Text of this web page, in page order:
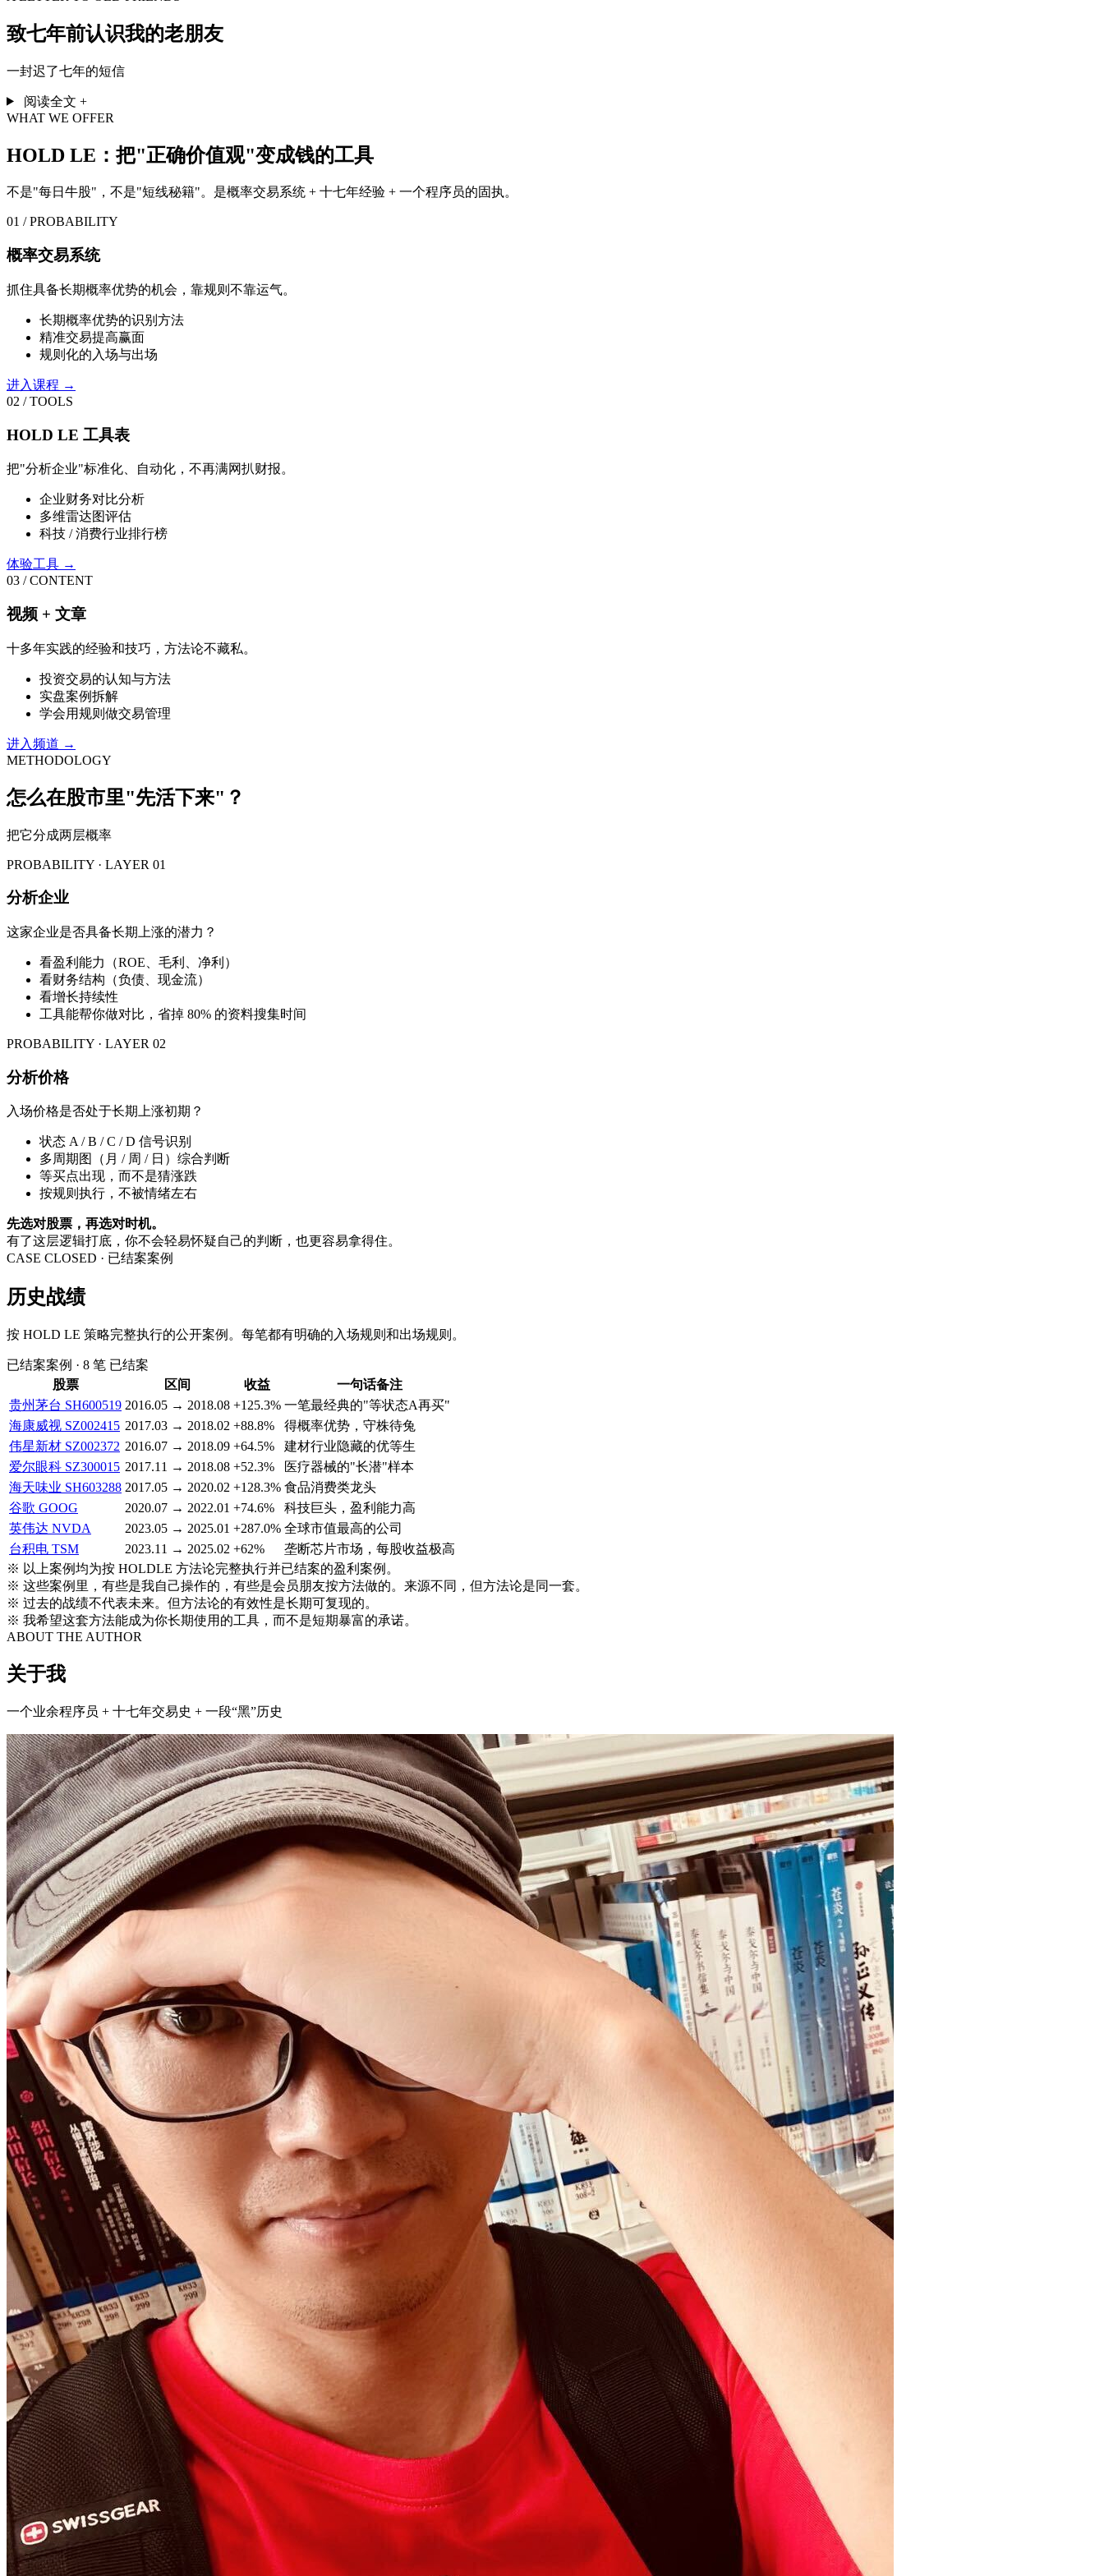
致七年前认识我的老朋友
一封迟了七年的短信
阅读全文 +
WHAT WE OFFER
HOLD LE：把"正确价值观"变成钱的工具
不是"每日牛股"，不是"短线秘籍"。是概率交易系统 + 十七年经验 + 一个程序员的固执。
01 / PROBABILITY
概率交易系统
抓住具备长期概率优势的机会，靠规则不靠运气。
长期概率优势的识别方法
精准交易提高赢面
规则化的入场与出场
进入课程 →
02 / TOOLS
HOLD LE 工具表
把"分析企业"标准化、自动化，不再满网扒财报。
企业财务对比分析
多维雷达图评估
科技 / 消费行业排行榜
体验工具 →
03 / CONTENT
视频 + 文章
十多年实践的经验和技巧，方法论不藏私。
投资交易的认知与方法
实盘案例拆解
学会用规则做交易管理
进入频道 →
METHODOLOGY
怎么在股市里"先活下来"？
把它分成两层概率
PROBABILITY · LAYER 01
分析企业
这家企业是否具备长期上涨的潜力？
看盈利能力（ROE、毛利、净利）
看财务结构（负债、现金流）
看增长持续性
工具能帮你做对比，省掉 80% 的资料搜集时间
PROBABILITY · LAYER 02
分析价格
入场价格是否处于长期上涨初期？
状态 A / B / C / D 信号识别
多周期图（月 / 周 / 日）综合判断
等买点出现，而不是猜涨跌
按规则执行，不被情绪左右
先选对股票，再选对时机。
有了这层逻辑打底，你不会轻易怀疑自己的判断，也更容易拿得住。
CASE CLOSED · 已结案案例
历史战绩
按 HOLD LE 策略完整执行的公开案例。每笔都有明确的入场规则和出场规则。
已结案案例 · 8 笔 已结案
股票
区间 收益
一句话备注
贵州茅台 SH600519 2016.05 → 2018.08 +125.3% 一笔最经典的"等状态A再买"
海康威视 SZ002415 2017.03 → 2018.02 +88.8%
得概率优势，守株待兔
伟星新材 SZ002372 2016.07 → 2018.09 +64.5%
建材行业隐藏的优等生
爱尔眼科 SZ300015 2017.11 → 2018.08 +52.3%
医疗器械的"长潜"样本
海天味业 SH603288 2017.05 → 2020.02 +128.3% 食品消费类龙头
谷歌 GOOG 2020.07 → 2022.01 +74.6%
科技巨头，盈利能力高
英伟达 NVDA 2023.05 → 2025.01 +287.0% 全球市值最高的公司
台积电 TSM 2023.11 → 2025.02 +62%
垄断芯片市场，每股收益极高
※ 以上案例均为按 HOLDLE 方法论完整执行并已结案的盈利案例。
※ 这些案例里，有些是我自己操作的，有些是会员朋友按方法做的。来源不同，但方法论是同一套。
※ 过去的战绩不代表未来。但方法论的有效性是长期可复现的。
※ 我希望这套方法能成为你长期使用的工具，而不是短期暴富的承诺。
ABOUT THE AUTHOR
关于我
一个业余程序员 + 十七年交易史 + 一段“黑”历史